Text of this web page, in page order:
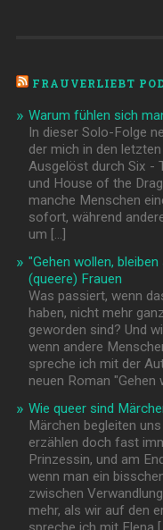
FRAUVERLIEBT
Warum fühlen sich
In dieser Solo-Folge
der mich in den
Ausgelöst durch Six -
und House of the
manche Menschen
sofort, während
um […]
"Gehen wollen,
(queere) Frauen
Was passiert, wenn
haben, nicht mehr
geworden sind? Und
wenn andere
spreche ich mit der
neuen Roman "Gehen
Wie queer sind
Märchen begleiten
erzählen doch fast
Prinzessin, und am
wenn man ein
zwischen
mehr, als wir auf den